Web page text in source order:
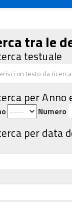
tra le
testuale
per Anno
Numero
per data